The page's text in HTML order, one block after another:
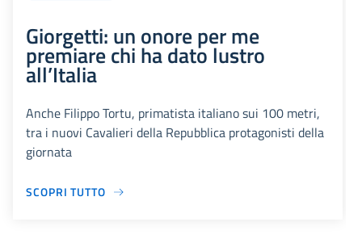
Giorgetti: un onore per me
premiare chi ha dato lustro
all’Italia
Anche Filippo Tortu, primatista italiano sui 100 metri,
tra i nuovi Cavalieri della Repubblica protagonisti della
giornata
SCOPRI TUTTO